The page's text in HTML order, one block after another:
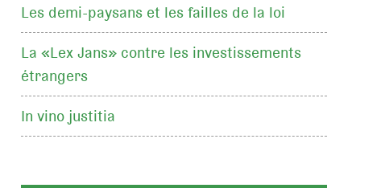
Les demi-paysans et les failles de la loi
La «Lex Jans» contre les investissements
étrangers
In vino justitia